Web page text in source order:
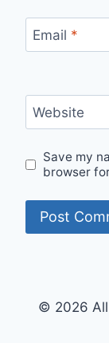
Email *
Website
Save my
browser
© 2026 All